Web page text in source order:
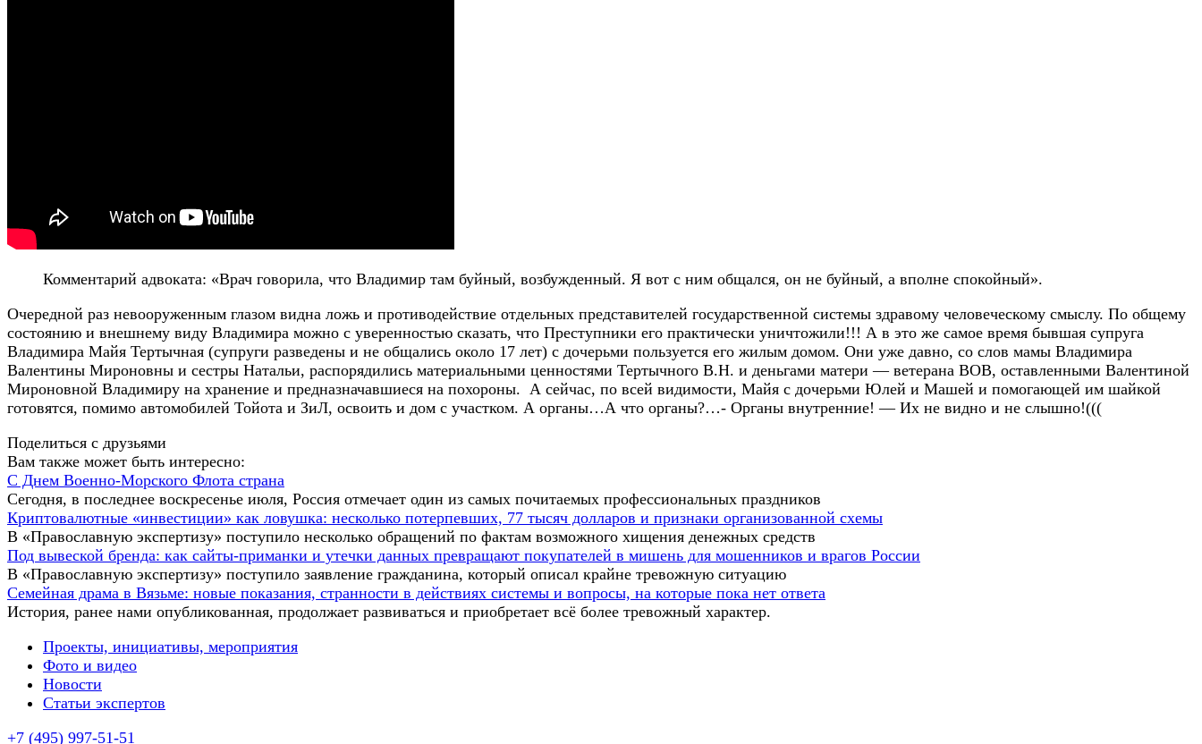
Комментарий адвоката: «Врач говорила, что Владимир там буйный, возбужденный. Я вот с ним общался, он не буйный, а вполне спокойный».
Очередной раз невооруженным глазом видна ложь и противодействие отдельных представителей государственной системы здравому человеческому смыслу. По общему
состоянию и внешнему виду Владимира можно с уверенностью сказать, что Преступники его практически уничтожили!!! А в это же самое время бывшая супруга
Владимира Майя Тертычная (супруги разведены и не общались около 17 лет) с дочерьми пользуется его жилым домом. Они уже давно, со слов мамы Владимира
Валентины Мироновны и сестры Натальи, распорядились материальными ценностями Тертычного В.Н. и деньгами матери — ветерана ВОВ, оставленными Валентиной
Мироновной Владимиру на хранение и предназначавшиеся на похороны. А сейчас, по всей видимости, Майя с дочерьми Юлей и Машей и помогающей им шайкой
готовятся, помимо автомобилей Тойота и ЗиЛ, освоить и дом с участком. А органы…А что органы?…- Органы внутренние! — Их не видно и не слышно!(((
Поделиться с друзьями
Вам также может быть интересно:
С Днем Военно-Морского Флота страна
Сегодня, в последнее воскресенье июля, Россия отмечает один из самых почитаемых профессиональных праздников
Криптовалютные «инвестиции» как ловушка: несколько потерпевших, 77 тысяч долларов и признаки организованной схемы
В «Православную экспертизу» поступило несколько обращений по фактам возможного хищения денежных средств
Под вывеской бренда: как сайты-приманки и утечки данных превращают покупателей в мишень для мошенников и врагов России
В «Православную экспертизу» поступило заявление гражданина, который описал крайне тревожную ситуацию
Семейная драма в Вязьме: новые показания, странности в действиях системы и вопросы, на которые пока нет ответа
История, ранее нами опубликованная, продолжает развиваться и приобретает всё более тревожный характер.
Проекты, инициативы, мероприятия
Фото и видео
Новости
Статьи экспертов
+7 (495) 997-51-51